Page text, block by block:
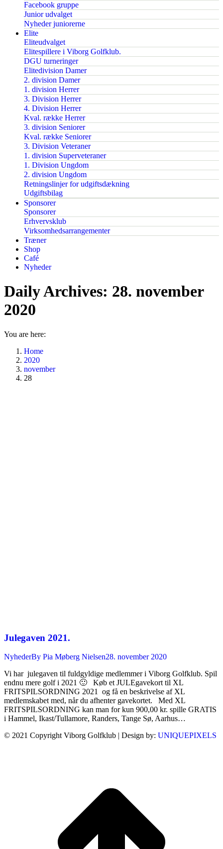
Facebook gruppe
Junior udvalget
Nyheder juniorerne
Elite
Eliteudvalget
Elitespillere i Viborg Golfklub.
DGU turneringer
Elitedivision Damer
2. division Damer
1. division Herrer
3. Division Herrer
4. Division Herrer
Kval. række Herrer
3. division Seniorer
Kval. række Seniorer
3. Division Veteraner
1. division Superveteraner
1. Division Ungdom
2. division Ungdom
Retningslinjer for udgiftsdækning
Udgiftsbilag
Sponsorer
Sponsorer
Erhvervsklub
Virksomhedsarrangementer
Træner
Shop
Café
Nyheder
Daily Archives: 28. november
2020
You are here:
Home
2020
november
28
Julegaven 2021.
NyhederBy Pia Møberg Nielsen28. november 2020
Vi har julegaven til fuldgyldige medlemmer i Viborg Golfklub. Spil
endnu mere golf i 2021 🙂 Køb et JULEgavekort til XL
FRITSPILSORDNING 2021 og få en beskrivelse af XL
medlemskabet med, når du afhenter gavekortet. Med XL
FRITSPILSORDNING kan man for kun 900,00 kr. spille GRATIS
i Hammel, Ikast/Tullamore, Randers, Tange Sø, Aarhus…
© 2021 Copyright Viborg Golfklub | Design by: UNIQUEPIXELS